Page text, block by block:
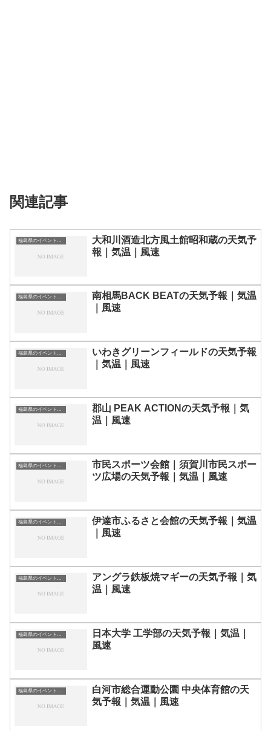
関連記事
福島県のイベント会場一覧
大和川酒造北方風土館昭和蔵の天気予
報｜気温｜風速
福島県のイベント会場一覧
南相馬BACK BEATの天気予報｜気温
｜風速
福島県のイベント会場一覧
いわきグリーンフィールドの天気予報
｜気温｜風速
福島県のイベント会場一覧
郡山 PEAK ACTIONの天気予報｜気
温｜風速
福島県のイベント会場一覧
市民スポーツ会館｜須賀川市民スポー
ツ広場の天気予報｜気温｜風速
福島県のイベント会場一覧
伊達市ふるさと会館の天気予報｜気温
｜風速
福島県のイベント会場一覧
アングラ鉄板焼マギーの天気予報｜気
温｜風速
日本大学 工学部の天気予報｜気温｜
風速
白河市総合運動公園 中央体育館の天
気予報｜気温｜風速